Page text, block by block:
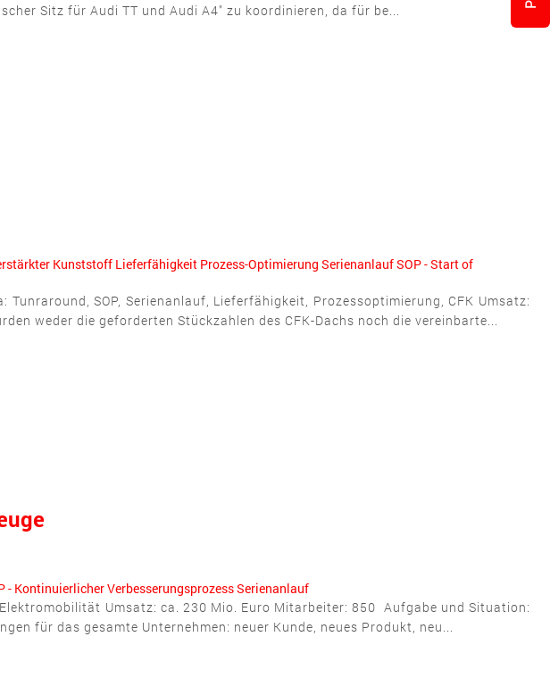
Sitz für Audi TT und Audi A4" zu koordinieren, da für be...
Kunststoff Lieferfähigkeit Prozess-Optimierung SerienanlaufSOP - Start of
SOP, Serienanlauf, Lieferfähigkeit, Prozessoptimierung, CFK Umsatz:
weder die geforderten Stückzahlen des CFK-Dachs noch die vereinbarte...
- Kontinuierlicher VerbesserungsprozessSerienanlauf
Umsatz: ca. 230 Mio. Euro Mitarbeiter: 850 Aufgabe und Situation:
für das gesamte Unternehmen: neuer Kunde, neues Produkt, neu...